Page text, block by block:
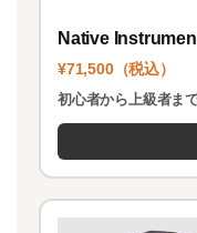
Native
¥71,500（税込）
初心者から上級者ま